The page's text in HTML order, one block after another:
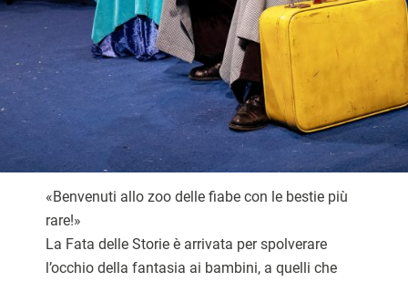
«Benvenuti allo zoo delle fiabe con le bestie più
rare!»
La Fata delle Storie è arrivata per spolverare
l’occhio della fantasia ai bambini, a quelli che